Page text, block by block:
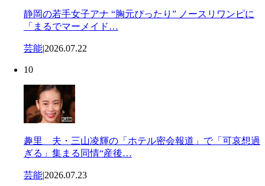
静岡の若手女子アナ “胸元ぴったり” ノースリワンピに
「まるでマーメイド…
芸能|2026.07.22
10
趣里 夫・三山凌輝の「ホテル密会報道」で「可哀想過
ぎる」集まる同情“産後…
芸能|2026.07.23